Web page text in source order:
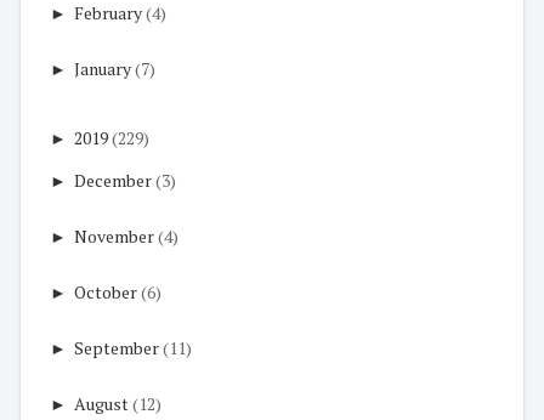
► February(4)
► January(7)
► 2019(229)
► December(3)
► November(4)
► October(6)
► September(11)
► August(12)